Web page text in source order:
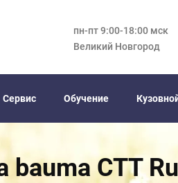
пн-пт 9:00-18:00 мск
Великий Новгород
Сервис Обучение
bauma CTT